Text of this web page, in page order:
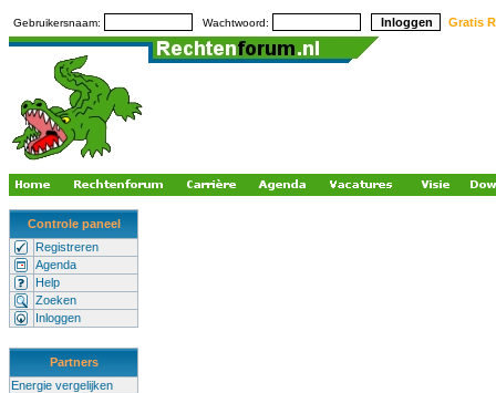
Gebruikersnaam: Wachtwoord: Gratis
Controle paneel
Registreren
Agenda
Help
Zoeken
Inloggen
Partners
Energie vergelijken